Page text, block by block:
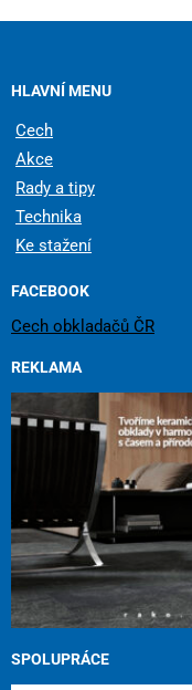
HLAVNÍ MENU
Cech
Akce
Rady a tipy
Technika
Ke stažení
FACEBOOK
Cech obkladačů ČR
REKLAMA
SPOLUPRÁCE